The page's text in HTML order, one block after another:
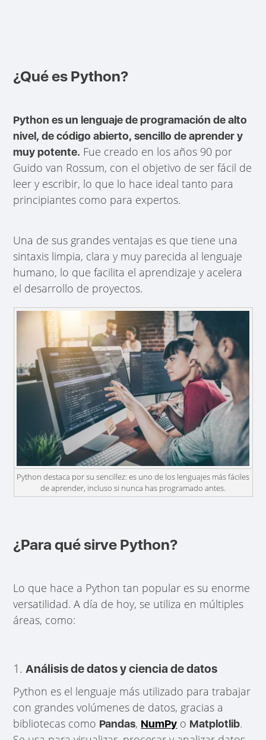
¿Qué es Python?
Python es un lenguaje de programación de alto
nivel, de código abierto, sencillo de aprender y
muy potente. Fue creado en los años 90 por
Guido van Rossum, con el objetivo de ser fácil de
leer y escribir, lo que lo hace ideal tanto para
principiantes como para expertos.
Una de sus grandes ventajas es que tiene una
sintaxis limpia, clara y muy parecida al lenguaje
humano, lo que facilita el aprendizaje y acelera
el desarrollo de proyectos.
Python destaca por su sencillez: es uno de los lenguajes más fáciles
de aprender, incluso si nunca has programado antes.
¿Para qué sirve Python?
Lo que hace a Python tan popular es su enorme
versatilidad. A día de hoy, se utiliza en múltiples
áreas, como:
1.Análisis de datos y ciencia de datos
Python es el lenguaje más utilizado para trabajar
con grandes volúmenes de datos, gracias a
bibliotecas como Pandas, NumPy o Matplotlib.